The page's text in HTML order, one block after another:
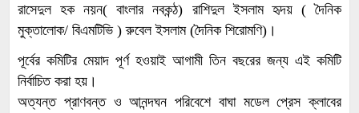
রাসেদুল হক নয়ন( বাংলার নবকন্ঠ) রাশিদুল ইসলাম হৃদয় ( দৈনিক
মুক্তালোক/ বিএমটিভি ) রুবেল ইসলাম (দৈনিক শিরোমণি)।
পূর্বের কমিটির মেয়াদ পূর্ণ হওয়াই আগামী তিন বছরের জন্য এই কমিটি
নির্বাচিত করা হয়।
অত্যন্ত প্রাণবন্ত ও আনন্দঘন পরিবেশে বাঘা মডেল প্রেস ক্লাবের